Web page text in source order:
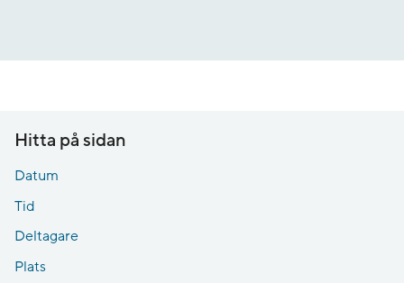
Hitta på sidan
Datum
Tid
Deltagare
Plats